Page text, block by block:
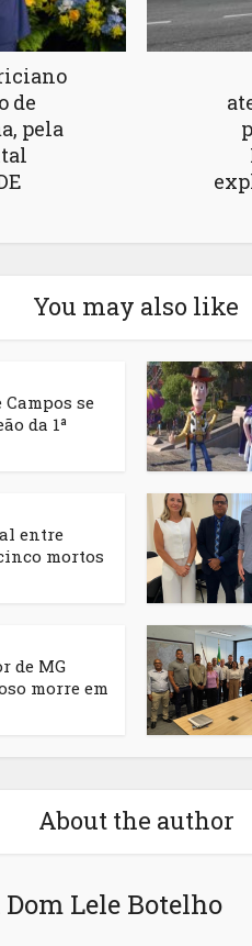
de
pela
You may also like
Campos se
da 1ª
entre
mortos
de MG
morre em
About the author
Lele Botelho